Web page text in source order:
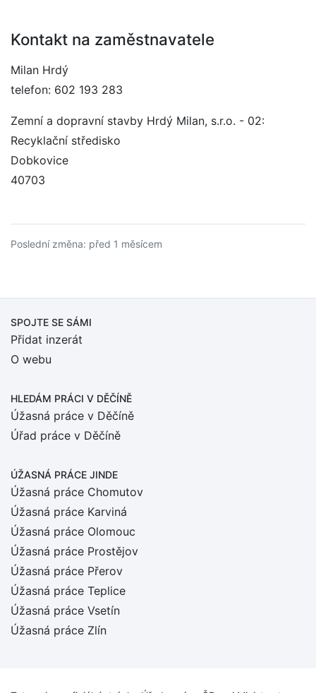
Kontakt na zaměstnavatele
Milan Hrdý
telefon: 602 193 283
Zemní a dopravní stavby Hrdý Milan, s.r.o. - 02:
Recyklační středisko
Dobkovice
40703
Poslední změna: před 1 měsícem
SPOJTE SE SÁMI
Přidat inzerát
O webu
HLEDÁM PRÁCI V DĚČÍNĚ
Úžasná práce v Děčíně
Úřad práce v Děčíně
ÚŽASNÁ PRÁCE JINDE
Úžasná práce Chomutov
Úžasná práce Karviná
Úžasná práce Olomouc
Úžasná práce Prostějov
Úžasná práce Přerov
Úžasná práce Teplice
Úžasná práce Vsetín
Úžasná práce Zlín